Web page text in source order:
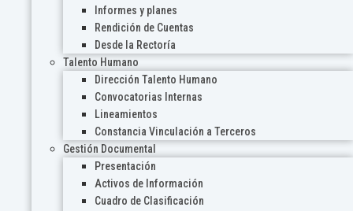
Informes y planes
Rendición de Cuentas
Desde la Rectoría
Talento Humano
Dirección Talento Humano
Convocatorias Internas
Lineamientos
Constancia Vinculación a Terceros
Gestión Documental
Presentación
Activos de Información
Cuadro de Clasificación